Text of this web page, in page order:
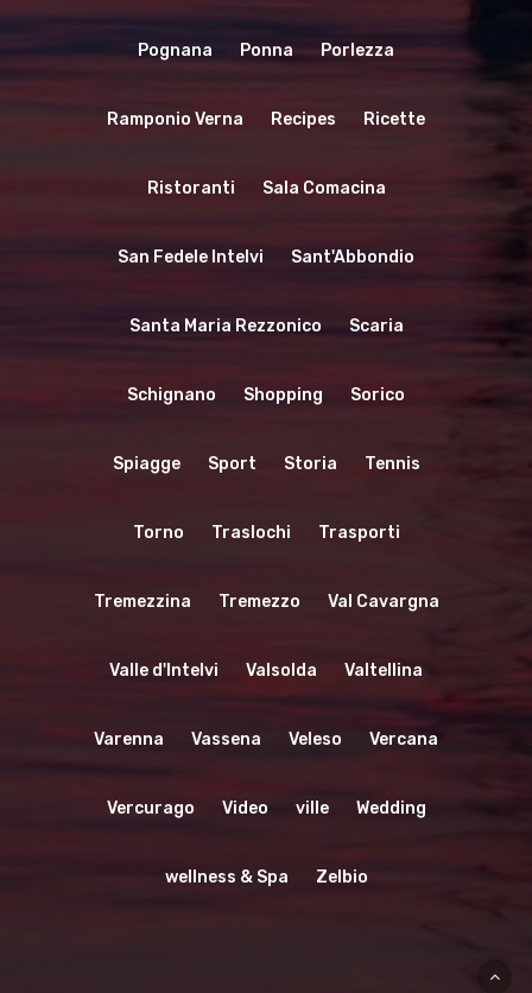
Pognana Ponna Porlezza
Ramponio Verna Recipes Ricette
Ristoranti Sala Comacina
San Fedele Intelvi Sant'Abbondio
Santa Maria Rezzonico Scaria
Schignano Shopping Sorico
Spiagge Sport Storia Tennis
Torno Traslochi Trasporti
Tremezzina Tremezzo Val Cavargna
Valle d'Intelvi Valsolda Valtellina
Varenna Vassena Veleso Vercana
Vercurago Video ville Wedding
wellness & Spa Zelbio